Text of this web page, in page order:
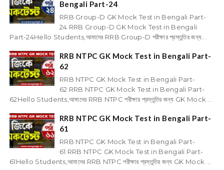
Bengali Part-24
RRB Group-D GK Mock Test in Bengali Part-
24 RRB Group-D GK Mock Test in Bengali
Part-24Hello Students,আমাদের RRB Group-D পরীক্ষার প্রস্তুতির জন্য...
RRB NTPC GK Mock Test in Bengali Part-
62
RRB NTPC GK Mock Test in Bengali Part-
62 RRB NTPC GK Mock Test in Bengali Part-
62Hello Students,আমাদের RRB NTPC পরীক্ষার প্রস্তুতির জন্য GK Mock ...
RRB NTPC GK Mock Test in Bengali Part-
61
RRB NTPC GK Mock Test in Bengali Part-
61 RRB NTPC GK Mock Test in Bengali Part-
61Hello Students,আমাদের RRB NTPC পরীক্ষার প্রস্তুতির জন্য GK Mock ...